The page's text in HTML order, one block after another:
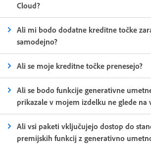
Cloud?
Ali mi bodo dodatne kreditne točke
samodejno?
Ali se moje kreditne točke prenesejo?
Ali se bodo funkcije generativne
prikazale v mojem izdelku ne glede na
Ali vsi paketi vključujejo dostop do
premijskih funkcij z generativno